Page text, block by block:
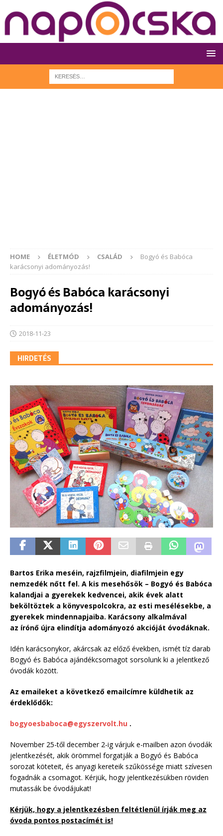
HOME ÉLETMÓD CSALÁD
Bogyó és Babóca
karácsonyi adományozás!
Bogyó és Babóca karácsonyi
adományozás!
2018-11-23
HIRDETÉS
Bartos Erika meséin, rajzfilmjein, diafilmjein egy
nemzedék nőtt fel. A kis mesehősök – Bogyó és Babóca
kalandjai a gyerekek kedvencei, akik évek alatt
beköltöztek a könyvespolcokra, az esti mesélésekbe, a
gyerekek mindennapjaiba. Karácsony alkalmával
az írónő újra elindítja adományozó akcióját óvodáknak.
Idén karácsonykor, akárcsak az előző években, ismét tíz darab
Bogyó és Babóca ajándékcsomagot sorsolunk ki a jelentkező
óvodák között.
Az emaileket a következő emailcímre küldhetik az
érdeklődők:
bogyoesbaboca@egyszervolt.hu .
November 25-től december 2-ig várjuk e-mailben azon óvodák
jelentkezését, akik örömmel forgatják a Bogyó és Babóca
sorozat köteteit, és anyagi kereteik szűkössége miatt szívesen
fogadnák a csomagot. Kérjük, hogy jelentkezésükben röviden
mutassák be óvodájukat!
Kérjük, hogy a jelentkezésben feltétlenül írják meg az
óvoda pontos postacímét is!